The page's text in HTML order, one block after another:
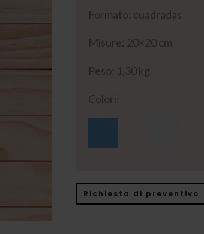
Formato: cuadradas
Misure: 20×20 cm
Peso: 1,30 kg
Colori:
Richiesta di preventivo